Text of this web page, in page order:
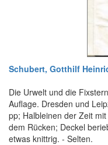
Schubert, Gotthilf
Die Urwelt und die
Auflage. Dresden und
pp; Halbleinen der Zeit
dem Rücken; Deckel
etwas knittrig. - Selten.